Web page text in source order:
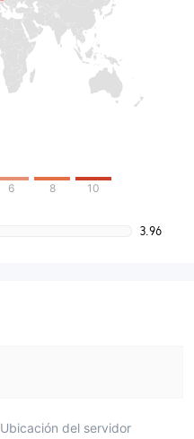
6 8 10
3.96
Ubicación del servidor